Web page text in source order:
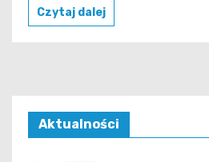
Czytaj dalej
Aktualności